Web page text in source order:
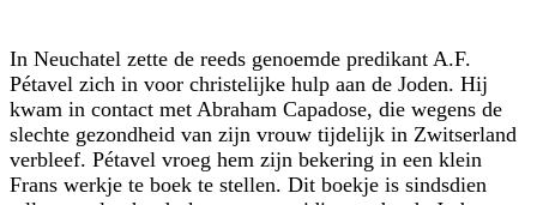
In Neuchatel zette de reeds genoemde predikant A.F.
Pétavel zich in voor christelijke hulp aan de Joden. Hij
kwam in contact met Abraham Capadose, die wegens de
slechte gezondheid van zijn vrouw tijdelijk in Zwitserland
verbleef. Pétavel vroeg hem zijn bekering in een klein
Frans werkje te boek te stellen. Dit boekje is sindsdien